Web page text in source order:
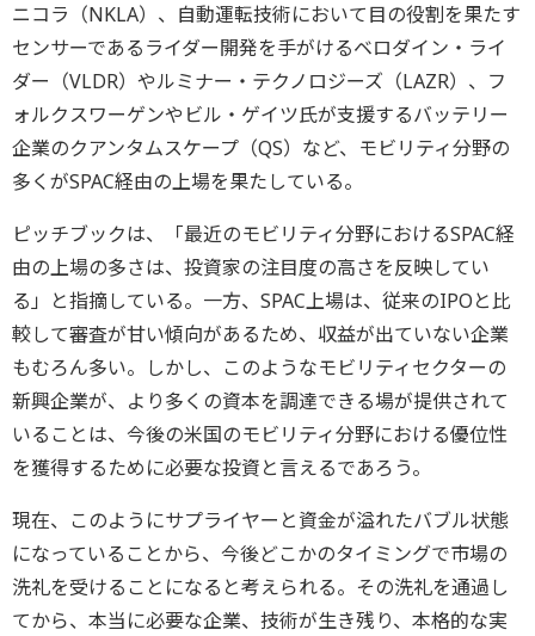
ニコラ（NKLA）、自動運転技術において目の役割を果たす
センサーであるライダー開発を手がけるベロダイン・ライ
ダー（VLDR）やルミナー・テクノロジーズ（LAZR）、フ
ォルクスワーゲンやビル・ゲイツ氏が支援するバッテリー
企業のクアンタムスケープ（QS）など、モビリティ分野の
多くがSPAC経由の上場を果たしている。
ピッチブックは、「最近のモビリティ分野におけるSPAC経
由の上場の多さは、投資家の注目度の高さを反映してい
る」と指摘している。一方、SPAC上場は、従来のIPOと比
較して審査が甘い傾向があるため、収益が出ていない企業
もむろん多い。しかし、このようなモビリティセクターの
新興企業が、より多くの資本を調達できる場が提供されて
いることは、今後の米国のモビリティ分野における優位性
を獲得するために必要な投資と言えるであろう。
現在、このようにサプライヤーと資金が溢れたバブル状態
になっていることから、今後どこかのタイミングで市場の
洗礼を受けることになると考えられる。その洗礼を通過し
てから、本当に必要な企業、技術が生き残り、本格的な実